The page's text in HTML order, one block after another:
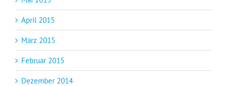
April 2015
März 2015
Februar 2015
Dezember 2014